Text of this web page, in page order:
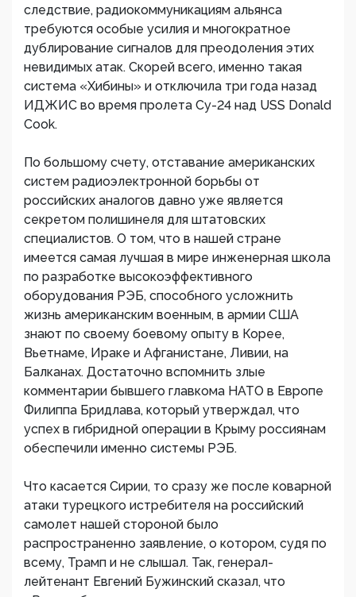
следствие, радиокоммуникациям альянса
требуются особые усилия и многократное
дублирование сигналов для преодоления этих
невидимых атак. Скорей всего, именно такая
система «Хибины» и отключила три года назад
ИДЖИС во время пролета Су-24 над USS Donald
Cook.
По большому счету, отставание американских
систем радиоэлектронной борьбы от
российских аналогов давно уже является
секретом полишинеля для штатовских
специалистов. О том, что в нашей стране
имеется самая лучшая в мире инженерная школа
по разработке высокоэффективного
оборудования РЭБ, способного усложнить
жизнь американским военным, в армии США
знают по своему боевому опыту в Корее,
Вьетнаме, Ираке и Афганистане, Ливии, на
Балканах. Достаточно вспомнить злые
комментарии бывшего главкома НАТО в Европе
Филиппа Бридлава, который утверждал, что
успех в гибридной операции в Крыму россиянам
обеспечили именно системы РЭБ.
Что касается Сирии, то сразу же после коварной
атаки турецкого истребителя на российский
самолет нашей стороной было
распространенно заявление, о котором, судя по
всему, Трамп и не слышал. Так, генерал-
лейтенант Евгений Бужинский сказал, что